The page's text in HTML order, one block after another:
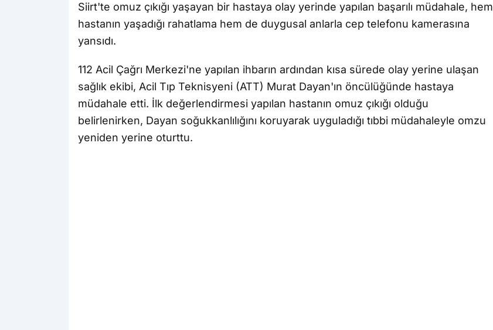
Siirt'te omuz çıkığı yaşayan bir hastaya olay yerinde yapılan başarılı müdahale, hem
hastanın yaşadığı rahatlama hem de duygusal anlarla cep telefonu kamerasına
yansıdı.
112 Acil Çağrı Merkezi'ne yapılan ihbarın ardından kısa sürede olay yerine ulaşan
sağlık ekibi, Acil Tıp Teknisyeni (ATT) Murat Dayan'ın öncülüğünde hastaya
müdahale etti. İlk değerlendirmesi yapılan hastanın omuz çıkığı olduğu
belirlenirken, Dayan soğukkanlılığını koruyarak uyguladığı tıbbi müdahaleyle omzu
yeniden yerine oturttu.